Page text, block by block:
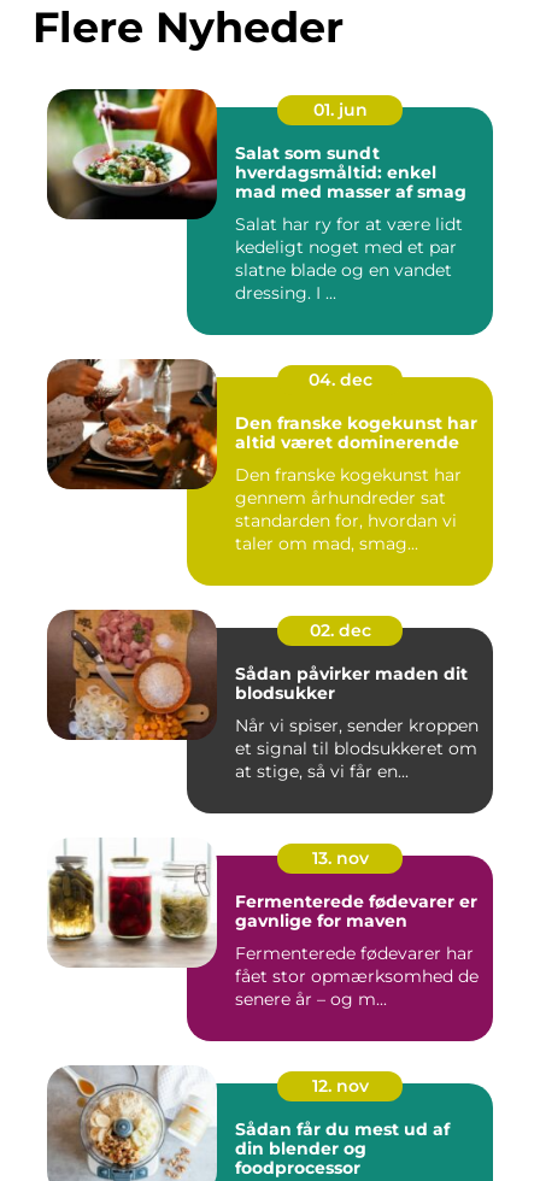
Flere Nyheder
01. jun
Salat som sundt
hverdagsmåltid: enkel
mad med masser af smag
Salat har ry for at være lidt
kedeligt noget med et par
slatne blade og en vandet
dressing. I ...
04. dec
Den franske kogekunst har
altid været dominerende
Den franske kogekunst har
gennem århundreder sat
standarden for, hvordan vi
taler om mad, smag...
02. dec
Sådan påvirker maden dit
blodsukker
Når vi spiser, sender kroppen
et signal til blodsukkeret om
at stige, så vi får en...
13. nov
Fermenterede fødevarer er
gavnlige for maven
Fermenterede fødevarer har
fået stor opmærksomhed de
senere år – og m...
12. nov
Sådan får du mest ud af
din blender og
foodprocessor